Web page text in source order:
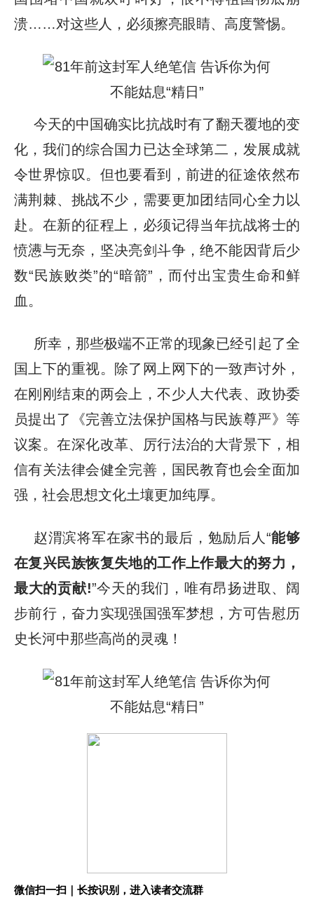
溃……对这些人，必须擦亮眼睛、高度警惕。
今天的中国确实比抗战时有了翻天覆地的变
化，我们的综合国力已达全球第二，发展成就
令世界惊叹。但也要看到，前进的征途依然布
满荆棘、挑战不少，需要更加团结同心全力以
赴。在新的征程上，必须记得当年抗战将士的
愤懑与无奈，坚决亮剑斗争，绝不能因背后少
数“民族败类”的“暗箭”，而付出宝贵生命和鲜
血。
所幸，那些极端不正常的现象已经引起了全
国上下的重视。除了网上网下的一致声讨外，
在刚刚结束的两会上，不少人大代表、政协委
员提出了《完善立法保护国格与民族尊严》等
议案。在深化改革、厉行法治的大背景下，相
信有关法律会健全完善，国民教育也会全面加
强，社会思想文化土壤更加纯厚。
赵渭滨将军在家书的最后，勉励后人“能够
在复兴民族恢复失地的工作上作最大的努力，
最大的贡献!”今天的我们，唯有昂扬进取、阔
步前行，奋力实现强国强军梦想，方可告慰历
史长河中那些高尚的灵魂！
微信扫一扫｜长按识别，进入读者交流群